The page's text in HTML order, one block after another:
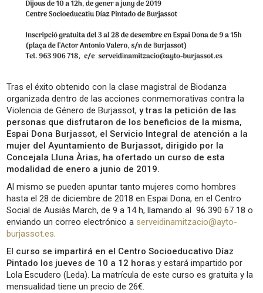
Tras el éxito obtenido con la clase magistral de Biodanza
organizada dentro de las acciones conmemorativas contra la
Violencia de Género de Burjassot,y tras la petición de las
personas que disfrutaron de los beneficios de la misma,
Espai Dona Burjassot, el Servicio Integral de atención a la
mujer del Ayuntamiento de Burjassot, dirigido por la
Concejala Lluna Àrias, ha ofertado un curso de esta
modalidad de enero a junio de 2019.
Al mismo se pueden apuntar tanto mujeres como hombres
hasta el 28 de diciembre de 2018 en Espai Dona, en el Centro
Social de Ausiàs March, de 9 a 14 h, llamando al 96 390 67 18 o
enviando un correo electrónico a serveidinamitzacio@ayto-
burjassot.es.
El curso se impartirá en el Centro Socioeducativo Díaz
Pintado los jueves de 10 a 12 horas y estará impartido por
Lola Escudero (Leda). La matrícula de este curso es gratuita y la
mensualidad tiene un precio de 26€.